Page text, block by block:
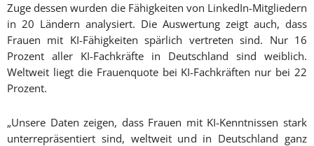
Zuge dessen wurden die Fähigkeiten von LinkedIn-Mitgliedern
in 20 Ländern analysiert. Die Auswertung zeigt auch, dass
Frauen mit KI-Fähigkeiten spärlich vertreten sind. Nur 16
Prozent aller KI-Fachkräfte in Deutschland sind weiblich.
Weltweit liegt die Frauenquote bei KI-Fachkräften nur bei 22
Prozent.
„Unsere Daten zeigen, dass Frauen mit KI-Kenntnissen stark
unterrepräsentiert sind, weltweit und in Deutschland ganz